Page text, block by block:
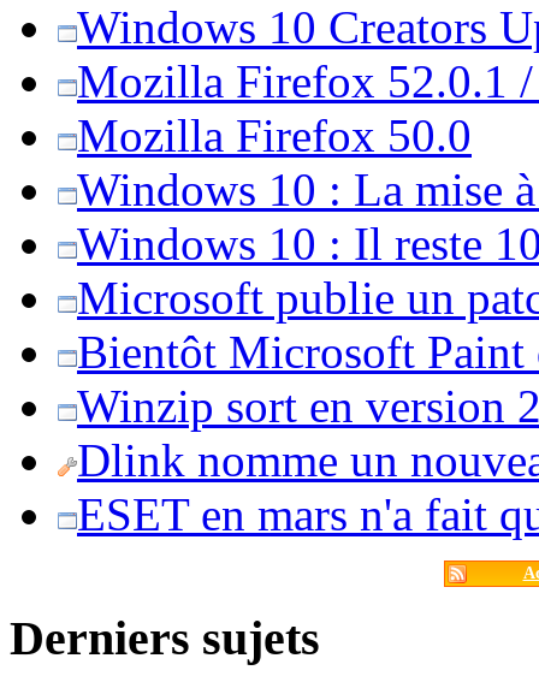
Windows 10 Creators
Mozilla Firefox 52.0.1
Mozilla Firefox 50.0
Windows 10 : La mise
Windows 10 : Il reste
Microsoft publie un
Bientôt Microsoft Paint
Winzip sort en version
Dlink nomme un
ESET en mars n'a fait
Derniers sujets